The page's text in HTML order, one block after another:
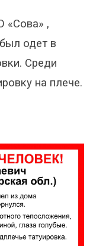
«Сова» ,
одет в
Среди
на плече.